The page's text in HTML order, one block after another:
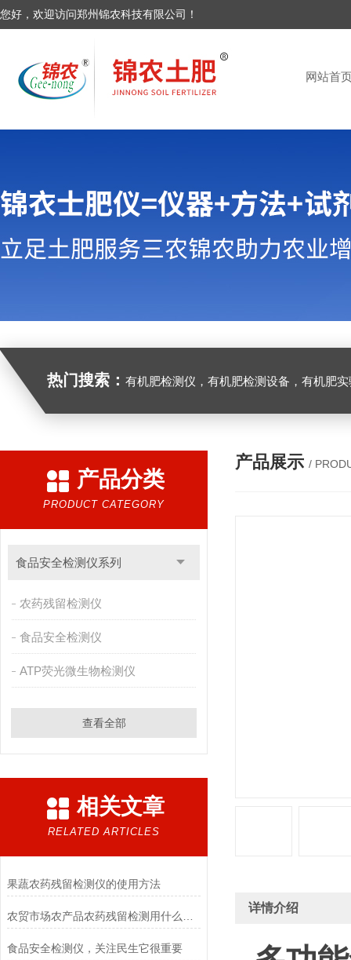
您好，欢迎访问郑州锦农科技有限公司！
网站首
热门搜索： 有机肥检测仪，有机肥检测设备，有机肥实验室设备，生物有
产品分类
PRODUCT CATEGORY
食品安全检测仪系列
农药残留检测仪
食品安全检测仪
ATP荧光微生物检测仪
查看全部
相关文章
RELATED ARTICLES
果蔬农药残留检测仪的使用方法
食品安全检测仪，关注民生它很重要
产品展示 /
详情介绍